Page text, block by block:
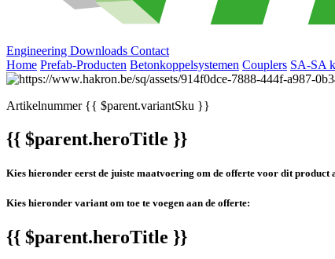
Engineering Downloads Contact
Home Prefab-Producten Betonkoppelsystemen Couplers SA-SA
Artikelnummer{{ $parent.variantSku }}
{{ $parent.heroTitle }}
Kies hieronder eerst de juiste maatvoering om de offerte voor dit product
Kies hieronder variant om toe te voegen aan de offerte:
{{ $parent.heroTitle }}